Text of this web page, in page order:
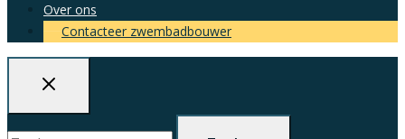
Over ons
Contacteer zwembadbouwer
Zoeken